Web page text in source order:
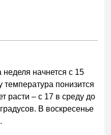
неделя начнется с 15
температура понизится
расти – с 17 в среду до
В воскресенье